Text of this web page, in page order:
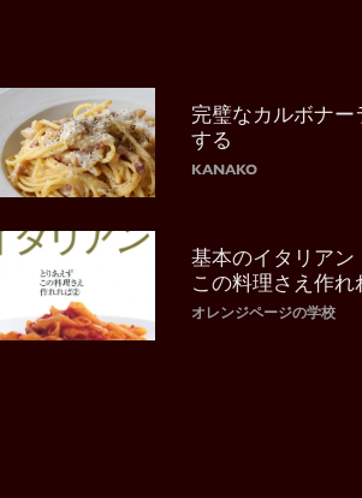
完璧なカルボナー
する
KANAKO
基本のイタリアン
この料理さえ作
オレンジページの学校